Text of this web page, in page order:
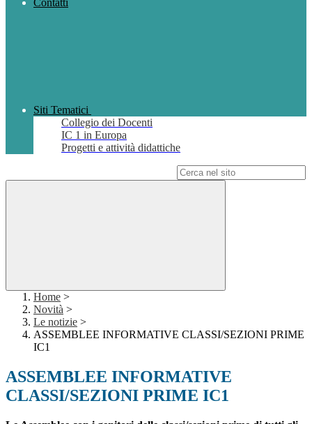
Contatti
Siti Tematici
Collegio dei Docenti
IC 1 in Europa
Progetti e attività didattiche
Home >
Novità >
Le notizie >
ASSEMBLEE INFORMATIVE CLASSI/SEZIONI PRIME
IC1
ASSEMBLEE INFORMATIVE
CLASSI/SEZIONI PRIME IC1